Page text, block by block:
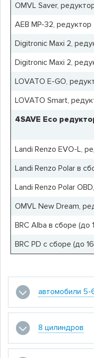
OMVL Saver,
AEB MP-32,
Digitronic Maxi 2,
Digitronic Maxi 2,
LOVATO E-GO,
LOVATO Smart,
4SAVE Eco
Landi Renzo EVO-L,
Landi Renzo Polar в
Landi Renzo Polar
OMVL New Dream,
BRC Alba в сборе (до
BRC PD с сборе (до
автомобили 5-
8 цилиндров